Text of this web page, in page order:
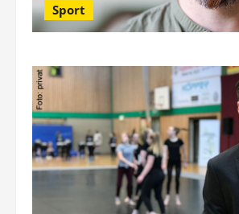
Sport